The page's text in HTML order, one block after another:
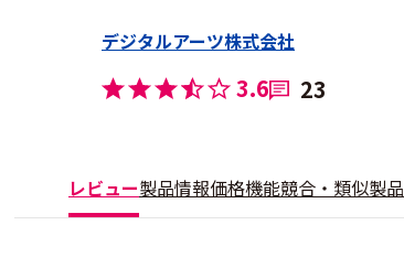
デジタルアーツ株式会社
3.6 23
レビュー製品情報価格機能競合・類似製品